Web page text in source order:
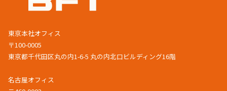
東京本社オフィス
〒100-0005
東京都千代田区丸の内1-6-5 丸の内北口ビルディング16階
名古屋オフィス